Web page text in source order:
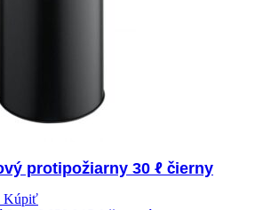
protipožiarny 30 ℓ čierny
Kúpiť